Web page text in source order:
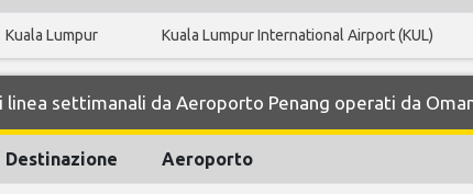
Kuala Lumpur Kuala Lumpur International Airport (KUL)
linea settimanali da Aeroporto Penang operati da
Destinazione Aeroporto